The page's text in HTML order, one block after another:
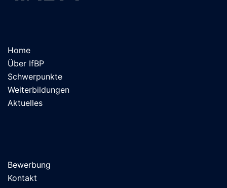
Home
Über IfBP
Schwerpunkte
Weiterbildungen
Aktuelles
Bewerbung
Kontakt